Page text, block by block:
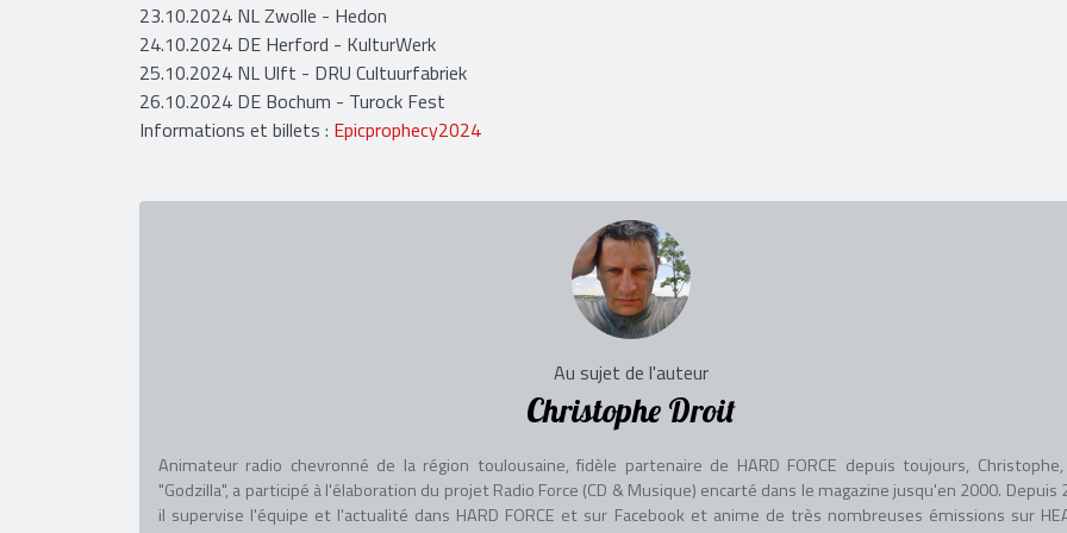
23.10.2024 NL Zwolle - Hedon
24.10.2024 DE Herford - KulturWerk
25.10.2024 NL Ulft - DRU Cultuurfabriek
26.10.2024 DE Bochum - Turock Fest
Informations et billets : Epicprophecy2024
Au sujet de l'auteur
Christophe Droit
Animateur radio chevronné de la région toulousaine, fidèle partenaire de HARD FORCE depuis toujours, Christophe,
"Godzilla", a participé à l'élaboration du projet Radio Force (CD & Musique) encarté dans le magazine jusqu'en 2000. Depuis
il supervise l'équipe et l'actualité dans HARD FORCE et sur Facebook et anime de très nombreuses émissions sur